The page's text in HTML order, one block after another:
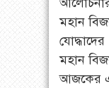
মহান
মহান
আজকের